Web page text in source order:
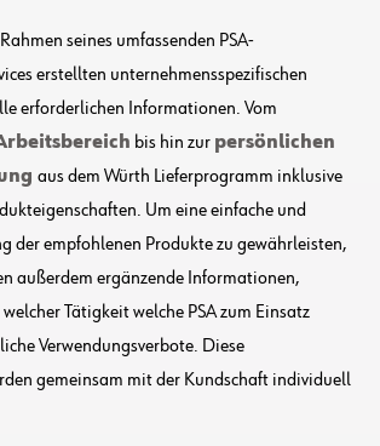
seines umfassenden PSA-
erstellten unternehmensspezifischen
erforderlichen Informationen. Vom
bis hin zur persönlichen
aus dem Würth Lieferprogramm inklusive
Um eine einfache und
der empfohlenen Produkte zu gewährleisten,
außerdem ergänzende Informationen,
Tätigkeit welche PSA zum Einsatz
Verwendungsverbote. Diese
gemeinsam mit der Kundschaft individuell